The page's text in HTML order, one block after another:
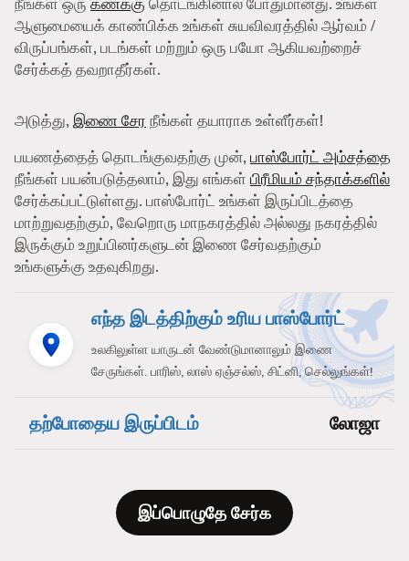
ஆளுமையைக் காண்பிக்க உங்கள் சுயவிவரத்தில் ஆர்வம் /
விருப்பங்கள், படங்கள் மற்றும் ஒரு பயோ ஆகியவற்றைச்
சேர்க்கத் தவறாதீர்கள்.
அடுத்து, இணை சேர நீங்கள் தயாராக உள்ளீர்கள்!
பயணத்தைத் தொடங்குவதற்கு முன், பாஸ்போர்ட் அம்சத்தை
நீங்கள் பயன்படுத்தலாம், இது எங்கள் பிரீமியம் சந்தாக்களில்
சேர்க்கப்பட்டுள்ளது. பாஸ்போர்ட் உங்கள் இருப்பிடத்தை
மாற்றுவதற்கும், வேறொரு மாநகரத்தில் அல்லது நகரத்தில்
இருக்கும் உறுப்பினர்களுடன் இணை சேர்வதற்கும்
உங்களுக்கு உதவுகிறது.
எந்த இடத்திற்கும் உரிய பாஸ்போர்ட்
உலகிலுள்ள யாருடன் வேண்டுமானாலும் இணை
சேருங்கள். பாரிஸ், லாஸ் ஏஞ்சல்ஸ், சிட்னி, செல்லுங்கள்!
தற்போதைய இருப்பிடம் லோஜா
இப்பொழுதே சேர்க